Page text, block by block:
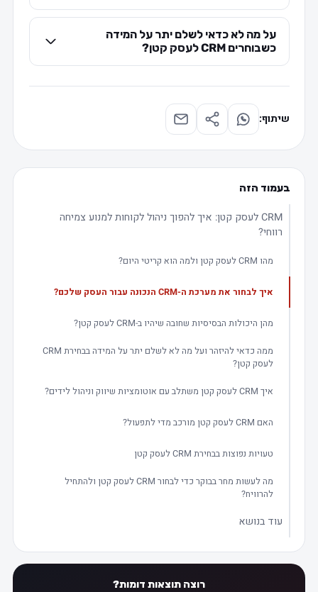
על מה לא כדאי לשלם יתר על המידה
כשבוחרים CRM לעסק קטן?
שיתוף:
בעמוד הזה
CRM לעסק קטן: איך להפוך ניהול לקוחות למנוע צמיחה
רווחי?
מהו CRM לעסק קטן ולמה הוא קריטי היום?
איך לבחור את מערכת ה-CRM הנכונה עבור העסק שלכם?
מהן היכולות הבסיסיות שחובה שיהיו ב-CRM לעסק קטן?
ממה כדאי להיזהר ועל מה לא לשלם יתר על המידה בבחירת CRM
לעסק קטן?
איך CRM לעסק קטן משתלב עם אוטומציות שיווק וניהול לידים?
האם CRM לעסק קטן מורכב מדי לתפעול?
טעויות נפוצות בבחירת CRM לעסק קטן
מה לעשות מחר בבוקר כדי לבחור CRM לעסק קטן ולהתחיל
להרוויח?
עוד בנושא
רוצה תוצאות דומות?